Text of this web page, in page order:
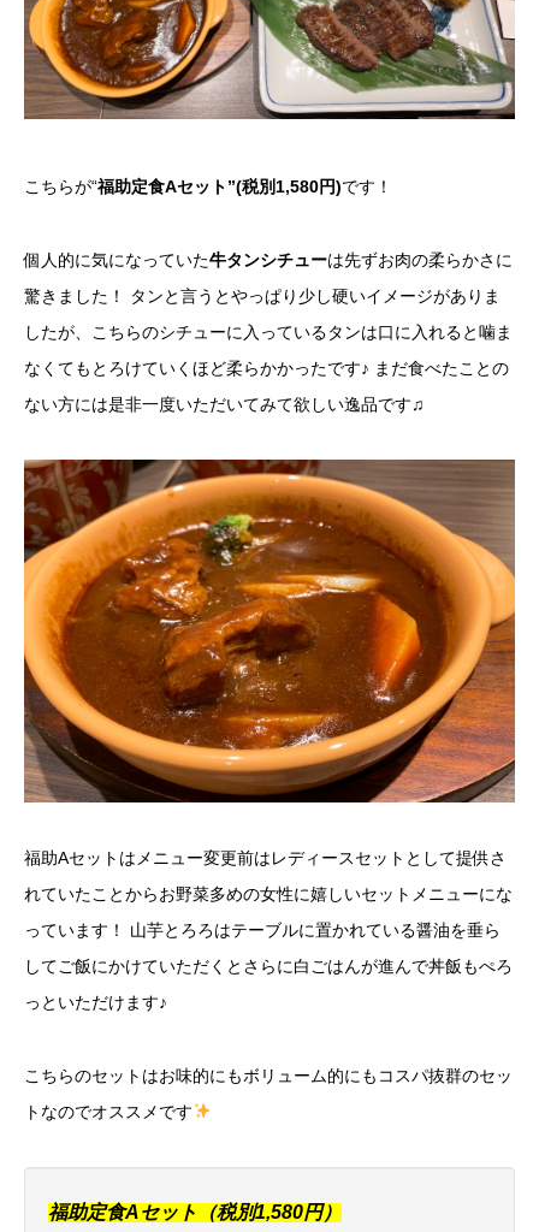
こちらが“福助定食Aセット”(税別1,580円)です！
個人的に気になっていた牛タンシチューは先ずお肉の柔らかさに
驚きました！ タンと言うとやっぱり少し硬いイメージがありま
したが、こちらのシチューに入っているタンは口に入れると噛ま
なくてもとろけていくほど柔らかかったです♪ まだ食べたことの
ない方には是非一度いただいてみて欲しい逸品です♫
福助Aセットはメニュー変更前はレディースセットとして提供さ
れていたことからお野菜多めの女性に嬉しいセットメニューにな
っています！ 山芋とろろはテーブルに置かれている醤油を垂ら
してご飯にかけていただくとさらに白ごはんが進んで丼飯もぺろ
っといただけます♪
こちらのセットはお味的にもボリューム的にもコスパ抜群のセッ
トなのでオススメです
福助定食Aセット（税別1,580円）